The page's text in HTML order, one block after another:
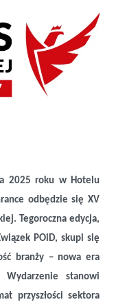
Polskiej
2025 roku w Hotelu
odbędzie się XV
Tegoroczna edycja,
POiD, skupi się
branży – nowa era
stanowi
przyszłości sektora